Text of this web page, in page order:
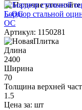
Наличие
Бордюр стальной
ОС
Артикул: 1150281
Длина
2400
Ширина
70
Толщина верхней
1.5
Цена за: шт